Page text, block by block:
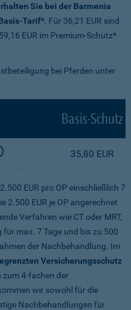
Sie bei der Barmenia
Tarif*. Für 36,21 EUR sind
EUR im Premium-Schutz*
bei Pferden unter
Basis-Schutz
35,80 EUR
EUR pro OP einschließlich 7
2.500 EUR je OP angerechnet
Verfahren wie CT oder MRT,
für max. 7 Tage und bis zu 500
der Nachbehandlung. Im
Versicherungsschutz
zum 4-fachen der
wir sowohl für die
Nachbehandlungen für